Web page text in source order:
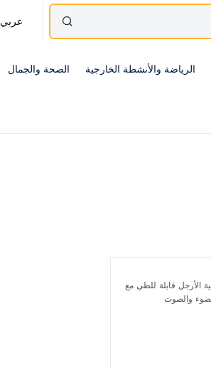
عربي
الرياضة والأنشطة الخارجية الصحة والجمال